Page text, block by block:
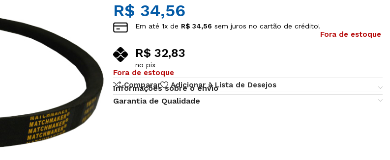
R$ 34,56
Em até1x de R$ 34,56 sem juros no cartão de crédito!
R$ 32,83
no pix
Fora de estoque
Fora de estoque
Comparar
Adicionar à Lista de Desejos
Informações sobre o envio
Garantia de Qualidade